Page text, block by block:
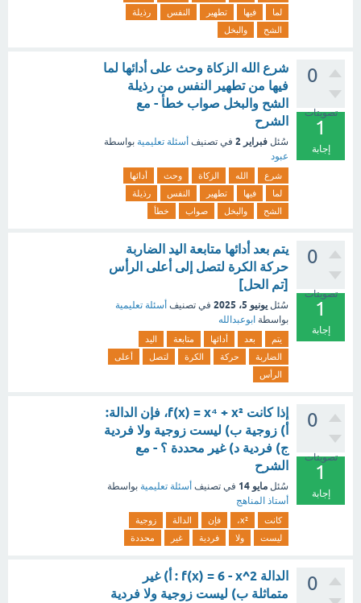
لما
فيها تطهير النفس
رذيلة
الشح
والبخل
0
تصويتات
1
إجابة
شرع الله الزكاة وحث على أدائها لما
فيها من تطهير النفس من رذيلة
الشح والبخل صواب خطأ - مع
الشرح
سُئل فبراير 2 في تصنيف أسئلة تعليمية بواسطة
عبود
شرع الله الزكاة وحث
أدائها
لما
فيها تطهير النفس
رذيلة
الشح
والبخل صواب خطأ
0
تصويتات
1
إجابة
يتم بعد أدائها متابعة اليد الضاربة
حركة الكرة لتصل إلى أعلى الرأس
[تم الحل]
سُئل يونيو 5، 2025 في تصنيف أسئلة تعليمية
بواسطة ابوعبدالله
يتم بعد أدائها متابعة
اليد
الضاربة
حركة الكرة لتصل
أعلى
الرأس
0
تصويتات
1
إجابة
إذا كانت f(x) = x⁴ + x²، فإن الدالة:
أ) زوجية ب) ليست زوجية ولا فردية
ج) فردية د) غير محددة ؟ - مع
الشرح
سُئل مايو 14 في تصنيف أسئلة تعليمية بواسطة
أستاذ المناهج
كانت x²، فإن الدالة
زوجية
ليست
ولا فردية غير محددة
0
الدالة f(x) = 6 - x^2 : أ) غير
متماثلة ب) ليست زوجية ولا فردية